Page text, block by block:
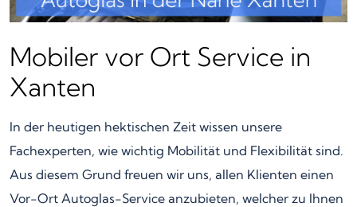
Mobiler vor Ort Service in
Xanten
In der heutigen hektischen Zeit wissen unsere
Fachexperten, wie wichtig Mobilität und Flexibilität sind.
Aus diesem Grund freuen wir uns, allen Klienten einen
Vor-Ort Autoglas-Service anzubieten, welcher zu Ihnen